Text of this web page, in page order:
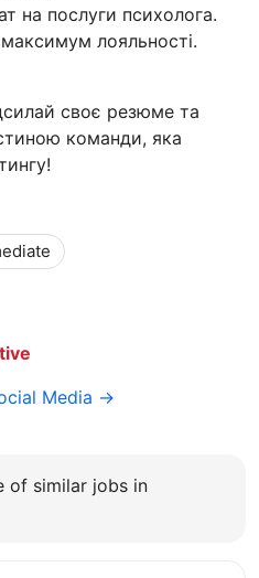
на послуги психолога.
лояльності.
своє резюме та
команди, яка
Media →
of similar jobs in